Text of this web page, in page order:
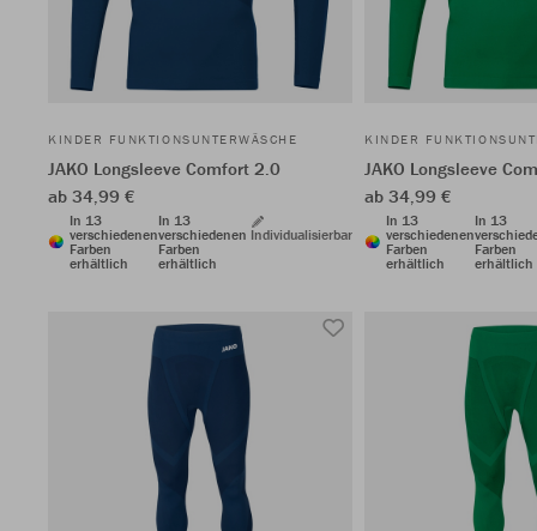
KINDER FUNKTIONSUNTERWÄSCHE
JAKO Longsleeve Comfort 2.0
ab 34,99 €
In 13
verschiedenen
Farben
erhältlich
In 13
verschiedenen
Farben
erhältlich
Individualisierbar
KINDER
JAKO Longsleeve
ab 34,99 €
In 13
verschiedenen
Farben
erhältlich
In 13
Farben
erhältlich